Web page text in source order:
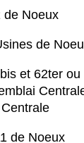
de Noeux
de
et 62ter
de Noeux